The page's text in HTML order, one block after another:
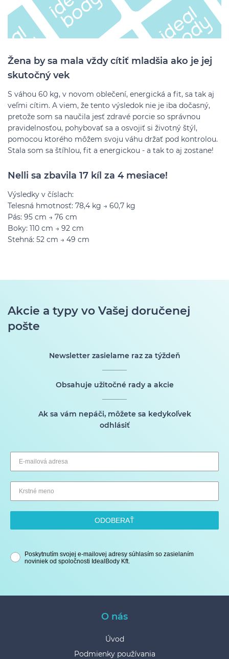
Žena by sa mala vždy cítiť mladšia ako je jej
skutočný vek
S váhou 60 kg, v novom oblečení, energická a fit, sa tak aj
veľmi cítim. A viem, že tento výsledok nie je iba dočasný,
pretože som sa naučila jesť zdravé porcie so správnou
pravidelnosťou, pohybovať sa a osvojiť si životný štýl,
pomocou ktorého môžem svoju váhu držať pod kontrolou.
Stala som sa štíhlou, fit a energickou - a tak to aj zostane!
Nelli sa zbavila 17 kíl za 4 mesiace!
Výsledky v číslach:
Telesná hmotnosť: 78,4 kg → 60,7 kg
Pás: 95 cm → 76 cm
Boky: 110 cm → 92 cm
Stehná: 52 cm → 49 cm
Akcie a typy vo Vašej doručenej
pošte
Newsletter zasielame raz za týždeň
Obsahuje užitočné rady a akcie
Ak sa vám nepáči, môžete sa kedykoľvek
odhlásiť
ODOBERAŤ
Poskytnutím svojej e-mailovej adresy súhlasím so zasielaním
noviniek od spoločnosti IdealBody Kft.
O nás
Úvod
Podmienky používania